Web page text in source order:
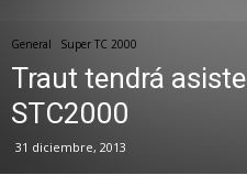
General Super TC 2000
Traut tendrá
STC2000
31 diciembre, 2013